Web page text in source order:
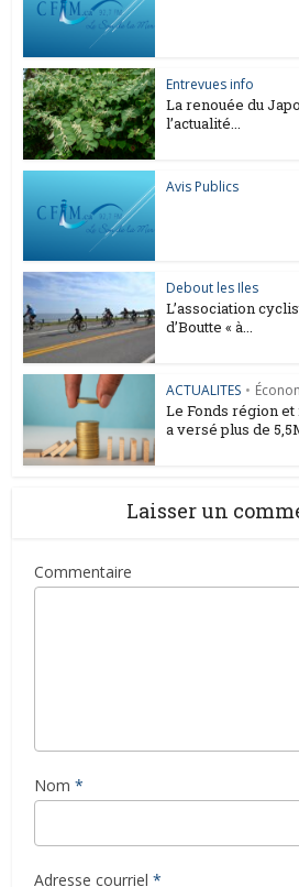
Entrevues info
La renouée du
l’actualité...
Avis Publics
Debout les Iles
L’association
d’Boutte « à...
ACTUALITES •
Le Fonds région
a versé plus de
Laisser un
Commentaire
Nom *
Adresse courriel *